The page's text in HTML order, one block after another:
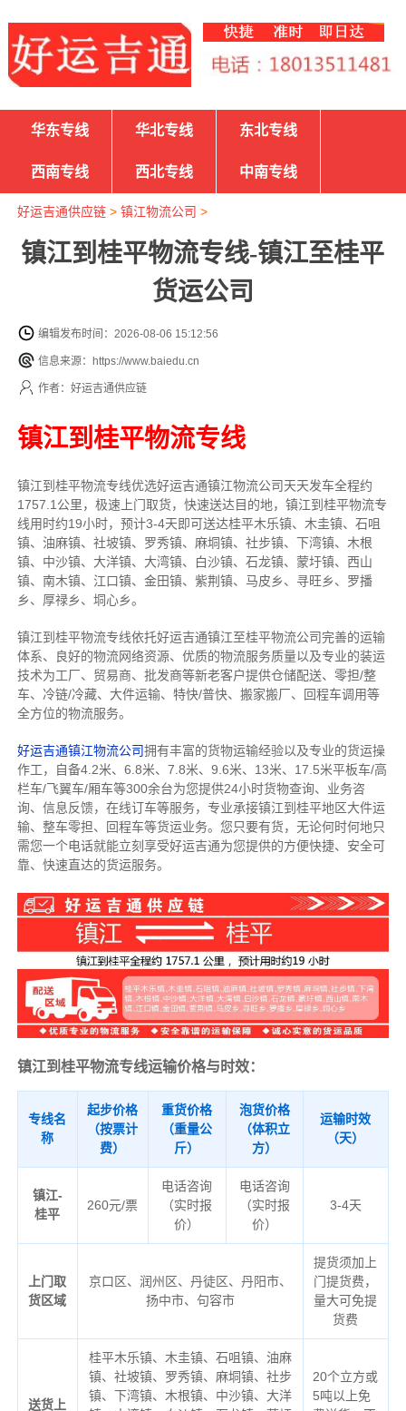
华东专线 华北专线 东北专线
西南专线 西北专线 中南专线
好运吉通供应链> 镇江物流公司 >
镇江到桂平物流专线-镇江至桂平
货运公司
编辑发布时间：2026-08-06 15:12:56
信息来源：https://www.baiedu.cn
作者：好运吉通供应链
镇江到桂平物流专线
镇江到桂平物流专线优选好运吉通镇江物流公司天天发车全程约
1757.1公里， 极速上门取货，快速送达目的地，镇江到桂平物流专
线用时约19小时，预计3-4天即可送达桂平木乐镇、木圭镇、石咀
镇、油麻镇、社坡镇、罗秀镇、麻垌镇、社步镇、下湾镇、木根
镇、中沙镇、大洋镇、大湾镇、白沙镇、石龙镇、蒙圩镇、西山
镇、南木镇、江口镇、金田镇、紫荆镇、马皮乡、寻旺乡、罗播
乡、厚禄乡、垌心乡。
镇江到桂平物流专线依托好运吉通镇江至桂平物流公司完善的运输
体系、良好的物流网络资源、优质的物流服务质量以及专业的装运
技术为工厂、贸易商、批发商等新老客户提供仓储配送、零担/整
车、冷链/冷藏、大件运输、特快/普快、搬家搬厂、回程车调用等
全方位的物流服务。
好运吉通镇江物流公司拥有丰富的货物运输经验以及专业的货运操
作工，自备4.2米、6.8米、7.8米、9.6米、13米、17.5米平板车/高
栏车/飞翼车/厢车等300余台为您提供24小时货物查询、业务咨
询、信息反馈，在线订车等服务， 专业承接镇江到桂平地区大件运
输、整车零担、回程车等货运业务。 您只要有货，无论何时何地只
需您一个电话就能立刻享受好运吉通为您提供的方便快捷、安全可
靠、快速直达的货运服务。
镇江到桂平物流专线运输价格与时效：
专线名
称
起步价格
（按票计
费）
重货价格
（重量公
斤）
泡货价格
（体积立
方）
运输时效
（天）
镇江-
桂平
260元/票
电话咨询
（实时报
价）
电话咨询
（实时报
价）
3-4天
上门取
货区域
京口区、润州区、丹徒区、丹阳市、
扬中市、句容市
提货须加上
门提货费，
量大可免提
货费
送货上
桂平木乐镇、木圭镇、石咀镇、油麻
镇、社坡镇、罗秀镇、麻垌镇、社步
镇、下湾镇、木根镇、中沙镇、大洋
20个立方或
5吨以上免